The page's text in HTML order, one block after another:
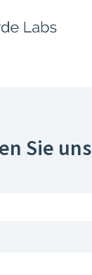
Sie uns